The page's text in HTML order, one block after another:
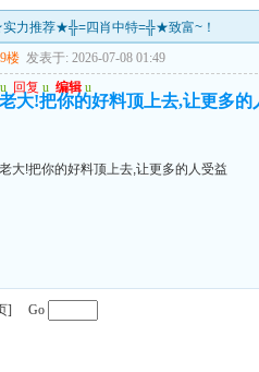
力推荐★╬=四肖中特=╬★致富~！
9楼 发表于: 2026-07-08 01:49
u 回复 u 编辑 u
老大!把你的好料顶上去,让更多的
老大!把你的好料顶上去,让更多的人受益
] Go